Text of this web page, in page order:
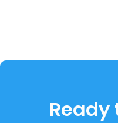
Ready